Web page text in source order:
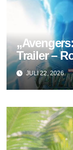
Trailer –
Doctor
JULI 22, 2026